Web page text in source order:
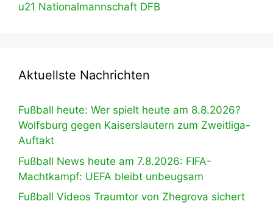
u21 Nationalmannschaft DFB
Aktuellste Nachrichten
Fußball heute: Wer spielt heute am 8.8.2026?
Wolfsburg gegen Kaiserslautern zum Zweitliga-
Auftakt
Fußball News heute am 7.8.2026: FIFA-
Machtkampf: UEFA bleibt unbeugsam
Fußball Videos Traumtor von Zhegrova sichert